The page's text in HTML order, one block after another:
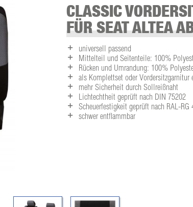
CLASSIC
FÜR SEAT ALTEA
universell passend
Mittelteil und Seitenteile: 100%
Rücken und Umrandung: 100%
als Komplettset oder Vordersitzgarnitur
mehr Sicherheit durch Sollreißnaht
Lichtechtheit geprüft nach DIN 75202
Scheuerfestigkeit geprüft nach RAL-RG
schwer entflammbar